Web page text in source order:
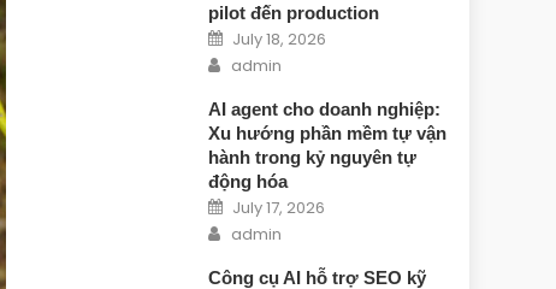
pilot đến production
Posted on
July 18, 2026
Author
admin
AI agent cho doanh nghiệp:
Xu hướng phần mềm tự vận
hành trong kỷ nguyên tự
động hóa
Posted on
July 17, 2026
Author
admin
Công cụ AI hỗ trợ SEO kỹ